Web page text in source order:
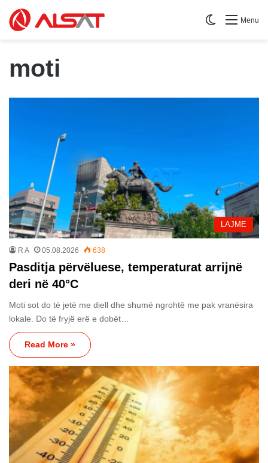
Menu
Switch skin
moti
LAJME
R A 05.08.2026 638
Pasditja përvëluese, temperaturat arrijnë
deri në 40°C
Moti sot do të jetë me diell dhe shumë ngrohtë me pak vranësira
lokale. Do të fryjë erë e dobët…
Read More »